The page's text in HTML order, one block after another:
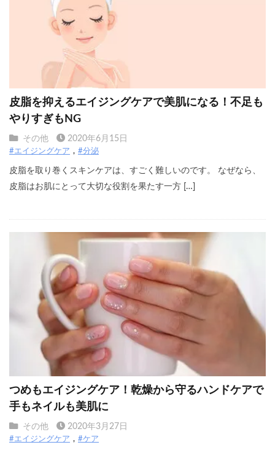
皮脂を抑えるエイジングケアで美肌になる！不足も
やりすぎもNG
その他 2020年6月15日
#エイジングケア #分泌
皮脂を取り巻くスキンケアは、すごく難しいのです。 なぜなら、
皮脂はお肌にとって大切な役割を果たす一方 […]
つめもエイジングケア！乾燥から守るハンドケアで
手もネイルも美肌に
その他 2020年3月27日
#エイジングケア #ケア